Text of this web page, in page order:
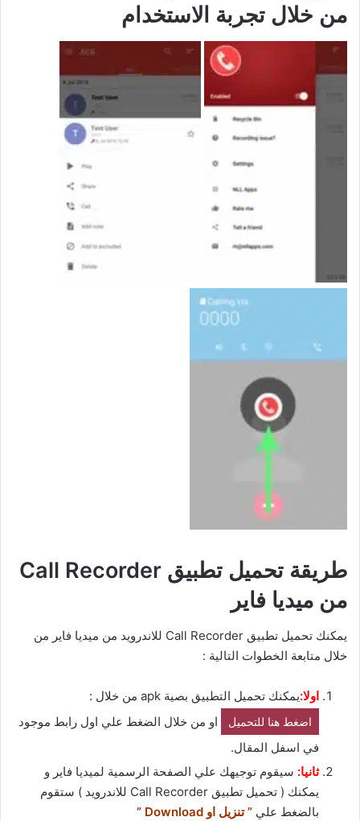
من خلال تجربة الاستخدام
طريقة تحميل تطبيق Call Recorder
من ميديا فاير
يمكنك تحميل تطبيق Call Recorder للاندرويد من ميديا فاير من
خلال متابعة الخطوات التالية :
اولا:يمكنك تحميل التطبيق بصية apk من خلال :
اضغط هنا للتحميل
او من خلال الضغط علي اول رابط موجود
في اسفل المقال.
ثانيا: سيقوم توجيهك علي الصفحة الرسمية لميديا فاير و
يمكنك ( تحميل تطبيق Call Recorder للاندرويد ) ستقوم
بالضغط علي ” تنزيل او Download ”